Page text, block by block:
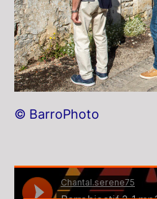
© BarroPhoto